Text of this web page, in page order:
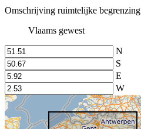
Omschrijving ruimtelijke begrenzing
Vlaams gewest
N
S
E
W